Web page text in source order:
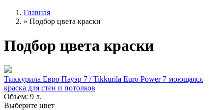
Главная
» Подбор цвета краски
Подбор цвета краски
Тиккурила Евро Пауэр 7 / Tikkurila Euro Power 7 моющаяся
краска для стен и потолков
Объем: 9 л.
Выберите цвет